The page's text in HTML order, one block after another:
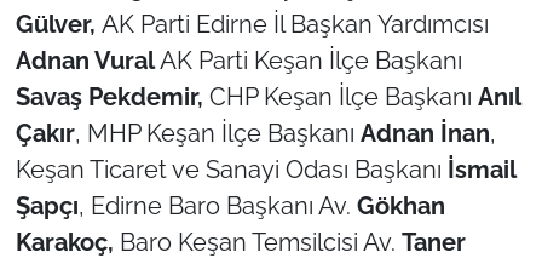
Gülver, AK Parti Edirne İl Başkan Yardımcısı
Adnan VuralAK Parti Keşan İlçe Başkanı
Savaş Pekdemir, CHP Keşan İlçe Başkanı Anıl
Çakır, MHP Keşan İlçe Başkanı Adnan İnan,
Keşan Ticaret ve Sanayi Odası Başkanı İsmail
Şapçı, Edirne Baro Başkanı Av. Gökhan
Karakoç, Baro Keşan Temsilcisi Av. Taner
Güvenlik
Genel
Politika
Flaş Haber